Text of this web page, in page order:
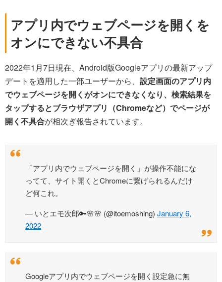
アプリ内でウェブページを開くを
オンにできない不具合
2022年1月7日現在、Android版Googleアプリの最新アップ
デートを適用した一部ユーザーから、 設定画面のアプリ内
でウェブページを開くがオンにできなくなり、検索結果を
タップするとブラウザアプリ（Chromeなど）でページが
開く不具合が相次ぎ報告されています。
「アプリ内でウェブページを開く」が操作不能にな
ってて、サイト開くとChromeに繋げられるんだけ
ど何これ。
— いとエモ次郎🔑🌸🌸 (@itoemoshing) January 6,
2022
Googleアプリ内でウェブページを開く設定急に無